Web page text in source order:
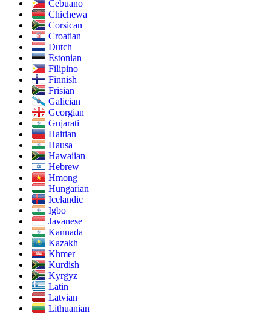
Cebuano
Chichewa
Corsican
Croatian
Dutch
Estonian
Filipino
Finnish
Frisian
Galician
Georgian
Gujarati
Haitian
Hausa
Hawaiian
Hebrew
Hmong
Hungarian
Icelandic
Igbo
Javanese
Kannada
Kazakh
Khmer
Kurdish
Kyrgyz
Latin
Latvian
Lithuanian